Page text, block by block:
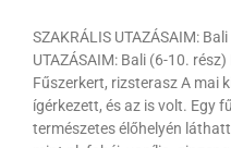
SZAKRÁLIS UTAZÁSAIM:
UTAZÁSAIM: Bali (6-10.
Fűszerkert, rizsterasz A mai
ígérkezett, és az is volt. Egy
természetes élőhelyén